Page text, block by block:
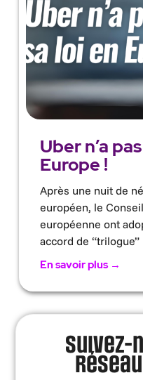
Uber n’a
Europe !
Après une nuit de
européen, le
européenne ont
accord de “trilogue”
En savoir plus →
Suivez-